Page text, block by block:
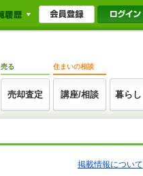
売る
売却査定
住まいの相談
講座/相談 暮らし
掲載情報について